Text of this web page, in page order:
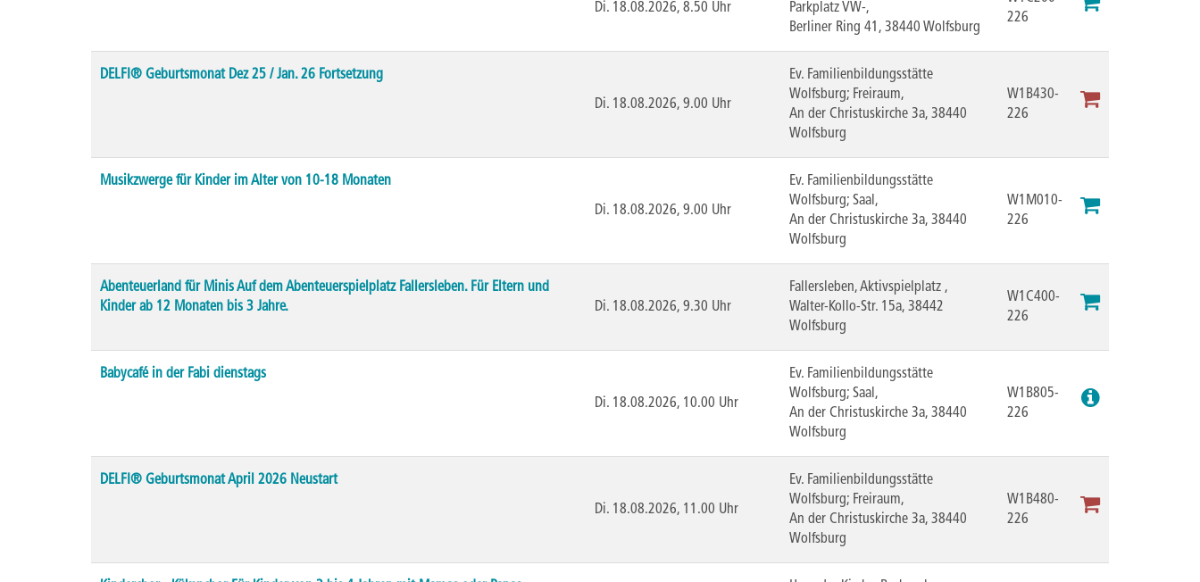
Di. 18.08.2026, 8.50 Uhr
Parkplatz VW-,
Berliner Ring 41, 38440 Wolfsburg
226
DELFI® Geburtsmonat Dez 25 / Jan. 26 Fortsetzung
Di. 18.08.2026, 9.00 Uhr
Ev. Familienbildungsstätte
Wolfsburg; Freiraum,
An der Christuskirche 3a, 38440
Wolfsburg
W1B430-
226
Musikzwerge für Kinder im Alter von 10-18 Monaten
Di. 18.08.2026, 9.00 Uhr
Ev. Familienbildungsstätte
Wolfsburg; Saal,
An der Christuskirche 3a, 38440
Wolfsburg
W1M010-
226
Abenteuerland für Minis Auf dem Abenteuerspielplatz Fallersleben. Für Eltern und
Kinder ab 12 Monaten bis 3 Jahre.
Di. 18.08.2026, 9.30 Uhr
Fallersleben, Aktivspielplatz ,
Walter-Kollo-Str. 15a, 38442
Wolfsburg
W1C400-
226
Babycafé in der Fabi dienstags
Di. 18.08.2026, 10.00 Uhr
Ev. Familienbildungsstätte
Wolfsburg; Saal,
An der Christuskirche 3a, 38440
Wolfsburg
W1B805-
226
DELFI® Geburtsmonat April 2026 Neustart
Di. 18.08.2026, 11.00 Uhr
Ev. Familienbildungsstätte
Wolfsburg; Freiraum,
An der Christuskirche 3a, 38440
Wolfsburg
W1B480-
226